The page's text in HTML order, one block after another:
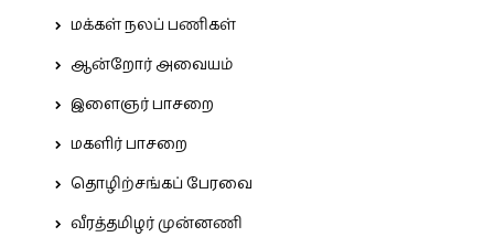
மக்கள் நலப் பணிகள்
ஆன்றோர் அவையம்
இளைஞர் பாசறை
மகளிர் பாசறை
தொழிற்சங்கப் பேரவை
வீரத்தமிழர் முன்னணி